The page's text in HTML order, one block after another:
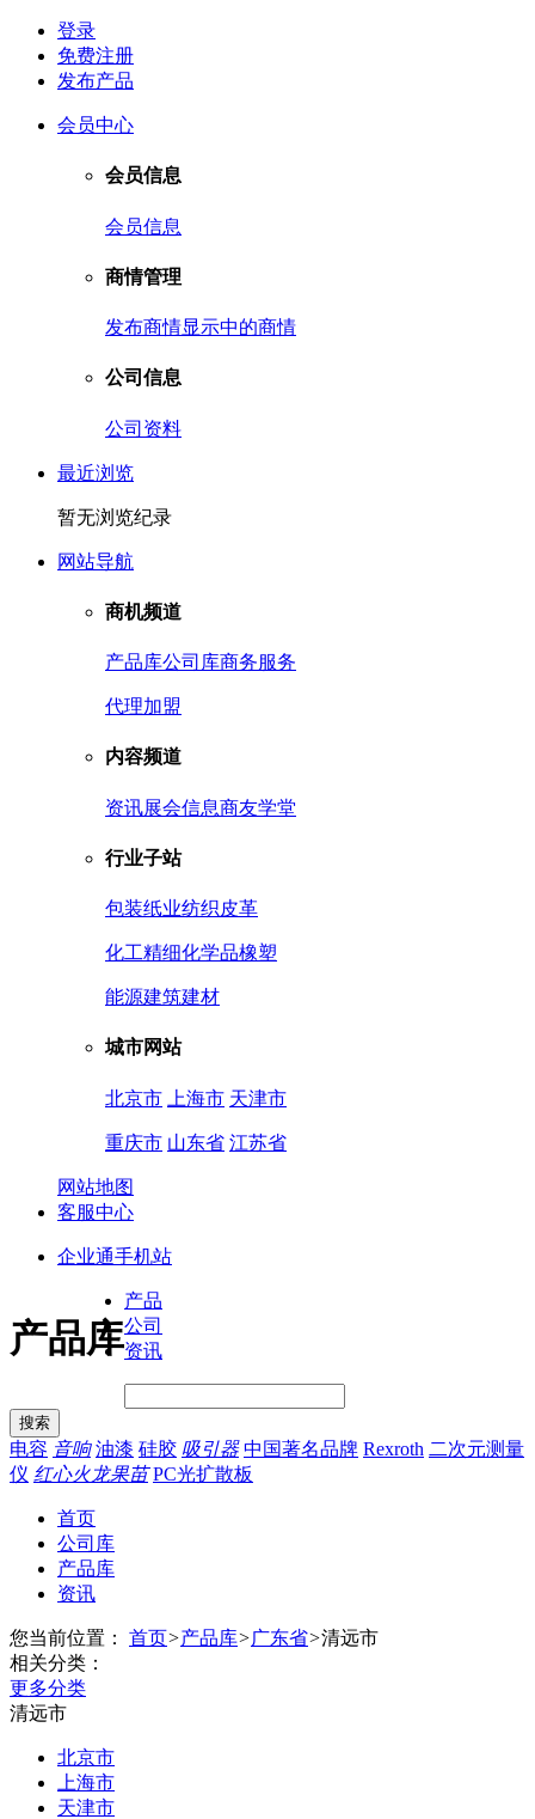
登录
免费注册
发布产品
会员中心
会员信息
会员信息
商情管理
发布商情显示中的商情
公司信息
公司资料
最近浏览
暂无浏览纪录
网站导航
商机频道
产品库公司库商务服务
代理加盟
内容频道
资讯展会信息商友学堂
行业子站
包装纸业纺织皮革
化工精细化学品橡塑
能源建筑建材
城市网站
北京市 上海市 天津市
重庆市 山东省 江苏省
网站地图
客服中心
企业通手机站
产品库
产品
公司
资讯
电容 音响 油漆 硅胶 吸引器 中国著名品牌 Rexroth 二次元测量
仪 红心火龙果苗 PC光扩散板
首页
公司库
产品库
资讯
您当前位置： 首页>产品库>广东省>清远市
相关分类：
更多分类
清远市
北京市
上海市
天津市